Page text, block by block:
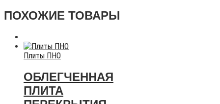
ПОХОЖИЕ ТОВАРЫ
Плиты ПНО
ОБЛЕГЧЕННАЯ
ПЛИТА